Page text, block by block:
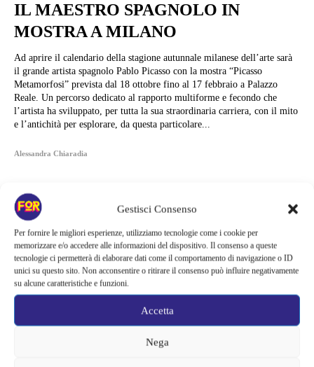
Gestisci Consenso
Per fornire le migliori esperienze, utilizziamo tecnologie come i cookie per
memorizzare e/o accedere alle informazioni del dispositivo. Il consenso a queste
tecnologie ci permetterà di elaborare dati come il comportamento di navigazione o ID
unici su questo sito. Non acconsentire o ritirare il consenso può influire negativamente
su alcune caratteristiche e funzioni.
Accetta
Nega
IL MAESTRO SPAGNOLO IN
MOSTRA A MILANO
Ad aprire il calendario della stagione autunnale milanese dell’arte sarà
il grande artista spagnolo Pablo Picasso con la mostra “Picasso
Metamorfosi” prevista dal 18 ottobre fino al 17 febbraio a Palazzo
Reale. Un percorso dedicato al rapporto multiforme e fecondo che
l’artista ha sviluppato, per tutta la sua straordinaria carriera, con il mito
e l’antichità per esplorare, da questa particolare...
Alessandra Chiaradia